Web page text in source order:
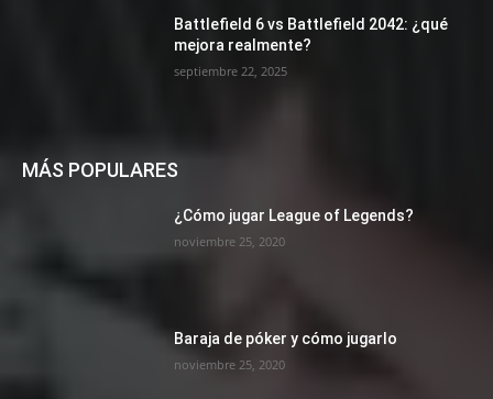
Battlefield 6 vs Battlefield 2042: ¿qué
mejora realmente?
septiembre 22, 2025
MÁS POPULARES
¿Cómo jugar League of Legends?
noviembre 25, 2020
Baraja de póker y cómo jugarlo
noviembre 25, 2020